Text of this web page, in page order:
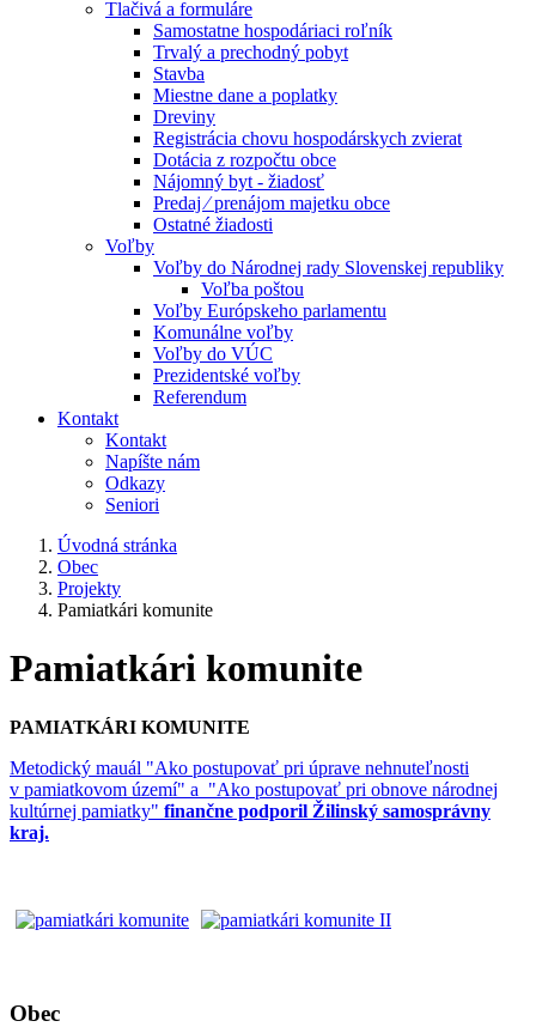
Tlačivá a formuláre
Samostatne hospodáriaci roľník
Trvalý a prechodný pobyt
Stavba
Miestne dane a poplatky
Dreviny
Registrácia chovu hospodárskych zvierat
Dotácia z rozpočtu obce
Nájomný byt - žiadosť
Predaj ⁄ prenájom majetku obce
Ostatné žiadosti
Voľby
Voľby do Národnej rady Slovenskej republiky
Voľba poštou
Voľby Európskeho parlamentu
Komunálne voľby
Voľby do VÚC
Prezidentské voľby
Referendum
Kontakt
Kontakt
Napíšte nám
Odkazy
Seniori
Úvodná stránka
Obec
Projekty
Pamiatkári komunite
Pamiatkári komunite
PAMIATKÁRI KOMUNITE
Metodický mauál "Ako postupovať pri úprave nehnuteľnosti
v pamiatkovom území" a "Ako postupovať pri obnove národnej
kultúrnej pamiatky" finančne podporil Žilinský samosprávny
kraj.
Obec